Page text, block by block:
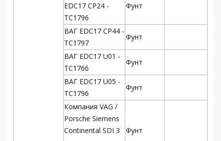
EDC17 CP24 -
TC1796
Фунт
ВАГ EDC17 CP44 -
TC1797
Фунт
ВАГ EDC17 U01 -
TC1766
Фунт
ВАГ EDC17 U05 -
TC1796
Фунт
Компания VAG /
Porsche Siemens
Continental SDI 3
Фунт